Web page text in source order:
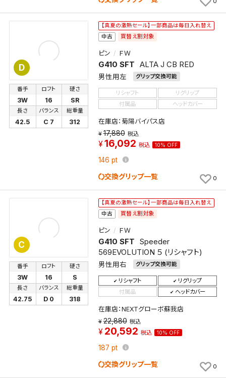
D
【真夏の激熱セール】一部商品は毎日入れ替え
中古
買替え割対象
ピン ＦＷ
G410 SFT ALTA J CB RED
男性用左
グリップ交換可能
番手
3W
ロフト
16
硬さ
SR
長さ
42.5
バランス
C 7
総重量
312
リシャフト
リグリップ
付属品
ヘッドカバー
在庫店：菊陽バイパス店
17,880 税込
16,092 税込 10% OFF
146 pt
交換グリップ一覧 0
C
【真夏の激熱セール】一部商品は毎日入れ替え
中古
買替え割対象
ピン ＦＷ
G410 SFT Speeder
569EVOLUTION ５ (リシャフト)
男性用右 グリップ交換可能
番手
3W
ロフト
16
硬さ
S
長さ
42.75
バランス
D 0
総重量
318
リシャフト
リグリップ
付属品
ヘッドカバー
在庫店：NEXTグローボ蘇我店
22,880 税込
20,592 税込 10% OFF
187 pt
交換グリップ一覧 0